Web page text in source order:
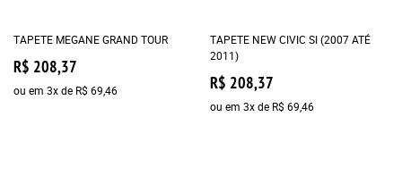
TAPETE MEGANE GRAND TOUR
R$ 208,37
ou em 3xde R$ 69,46
TAPETE NEW CIVIC SI (2007 ATÉ
2011)
R$ 208,37
ou em 3xde R$ 69,46